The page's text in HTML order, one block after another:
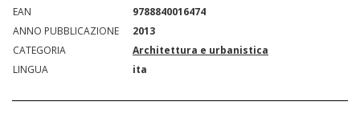
EAN
9788840016474
ANNO PUBBLICAZIONE
2013
CATEGORIA
Architettura e urbanistica
LINGUA
ita